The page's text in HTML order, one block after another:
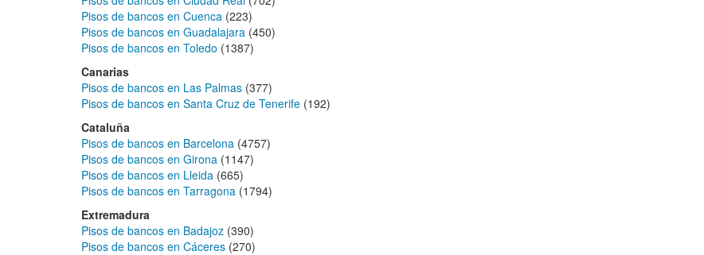
Pisos de bancos en Cuenca (223)
Pisos de bancos en Guadalajara (450)
Pisos de bancos en Toledo (1387)
Canarias
Pisos de bancos en Las Palmas (377)
Pisos de bancos en Santa Cruz de Tenerife (192)
Cataluña
Pisos de bancos en Barcelona (4757)
Pisos de bancos en Girona (1147)
Pisos de bancos en Lleida (665)
Pisos de bancos en Tarragona (1794)
Extremadura
Pisos de bancos en Badajoz (390)
Pisos de bancos en Cáceres (270)